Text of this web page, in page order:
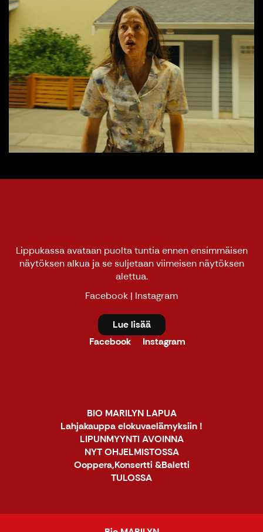
Lippukassa avataan puolta tuntia ennen ensimmäisen
näytöksen alkua ja se suljetaan viimeisen näytöksen
alettua.
Facebook | Instagram
Lue lisää
Facebook
Instagram
BIO MARILYN LAPUA
Lahjakauppa elokuvaelämyksiin !
LIPUNMYYNTI AVOINNA
NYT OHJELMISTOSSA
Ooppera,Konsertti &Baletti
TULOSSA